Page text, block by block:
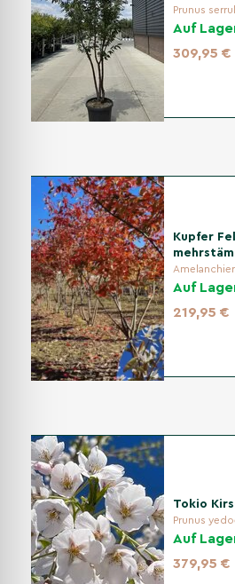
Bewässerung
In der Anwachsphase gleichmäßig
bedarfsgerecht gießen. In Trocken-
zusätzlich wässern.
Nur bei Bedarf auslichten oder
größere Schnitte möglichst direkt
durchführen.
Düngung
Im Frühjahr moderat organisch
Austrieb, Blüte und Vitalität ohne
Triebwachstum.
Krankheiten &
Im Allgemeinen robust; ein luftiger
durchlässiger Boden reduzieren das
Blattkrankheiten. Frühe Blüten
vorübergehend leiden, treiben aber
erneut nach.
Prunus
Auf
309,95 €
Kupfer
Auf
219,95 €
Tokio
Prunus
Auf
379,95 €